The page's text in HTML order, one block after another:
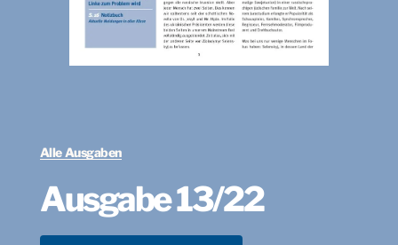
Alle Ausgaben
Ausgabe 13/22